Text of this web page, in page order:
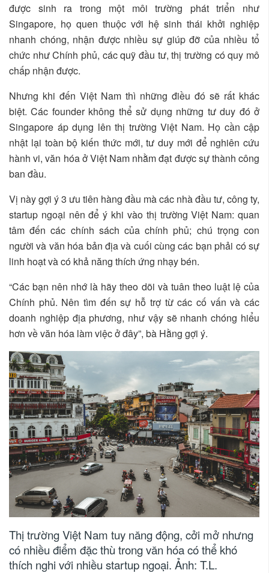
được sinh ra trong một môi trường phát triển như
Singapore, họ quen thuộc với hệ sinh thái khởi nghiệp
nhanh chóng, nhận được nhiều sự giúp đỡ của nhiều tổ
chức như Chính phủ, các quỹ đầu tư, thị trường có quy mô
chấp nhận được.
Nhưng khi đến Việt Nam thì những điều đó sẽ rất khác
biệt. Các founder không thể sử dụng những tư duy đó ở
Singapore áp dụng lên thị trường Việt Nam. Họ cần cập
nhật lại toàn bộ kiến thức mới, tư duy mới để nghiên cứu
hành vi, văn hóa ở Việt Nam nhằm đạt được sự thành công
ban đầu.
Vị này gợi ý 3 ưu tiên hàng đầu mà các nhà đầu tư, công ty,
startup ngoại nên để ý khi vào thị trường Việt Nam: quan
tâm đến các chính sách của chính phủ; chú trọng con
người và văn hóa bản địa và cuối cùng các bạn phải có sự
linh hoạt và có khả năng thích ứng nhạy bén.
“Các bạn nên nhớ là hãy theo dõi và tuân theo luật lệ của
Chính phủ. Nên tìm đến sự hỗ trợ từ các cố vấn và các
doanh nghiệp địa phương, như vậy sẽ nhanh chóng hiểu
hơn về văn hóa làm việc ở đây”, bà Hằng gợi ý.
Thị trường Việt Nam tuy năng động, cởi mở nhưng
có nhiều điểm đặc thù trong văn hóa có thể khó
thích nghi với nhiều startup ngoại. Ảnh: T.L.